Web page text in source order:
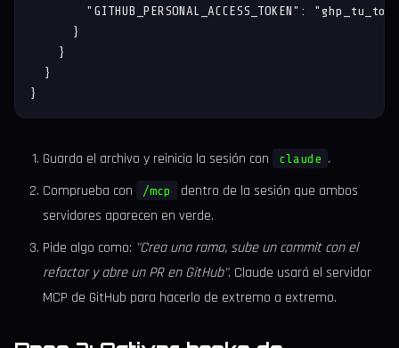
"GITHUB_PERSONAL_ACCESS_TOKEN":
      }
    }
  }
}
Guarda el archivo y reinicia la sesión con claude .
Comprueba con
/mcp
dentro de la sesión que ambos
servidores aparecen en verde.
Pide algo como: "Crea una rama, sube un commit con el
refactor y abre un PR en GitHub". Claude usará el servidor
MCP de GitHub para hacerlo de extremo a extremo.